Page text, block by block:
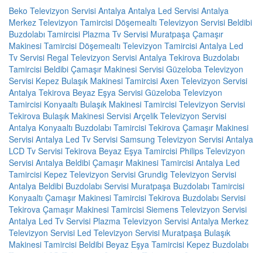
Beko Televizyon Servisi Antalya Antalya Led Servisi Antalya
Merkez Televizyon Tamircisi Döşemealtı Televizyon Servisi Beldibi
Buzdolabı Tamircisi Plazma Tv Servisi Muratpaşa Çamaşır
Makinesi Tamircisi Döşemealtı Televizyon Tamircisi Antalya Led
Tv Servisi Regal Televizyon Servisi Antalya Tekirova Buzdolabı
Tamircisi Beldibi Çamaşır Makinesi Servisi Güzeloba Televizyon
Servisi Kepez Bulaşık Makinesi Tamircisi Axen Televizyon Servisi
Antalya Tekirova Beyaz Eşya Servisi Güzeloba Televizyon
Tamircisi Konyaaltı Bulaşık Makinesi Tamircisi Televizyon Servisi
Tekirova Bulaşık Makinesi Servisi Arçelik Televizyon Servisi
Antalya Konyaaltı Buzdolabı Tamircisi Tekirova Çamaşır Makinesi
Servisi Antalya Led Tv Servisi Samsung Televizyon Servisi Antalya
LCD Tv Servisi Tekirova Beyaz Eşya Tamircisi Philips Televizyon
Servisi Antalya Beldibi Çamaşır Makinesi Tamircisi Antalya Led
Tamircisi Kepez Televizyon Servisi Grundig Televizyon Servisi
Antalya Beldibi Buzdolabı Servisi Muratpaşa Buzdolabı Tamircisi
Konyaaltı Çamaşır Makinesi Tamircisi Tekirova Buzdolabı Servisi
Tekirova Çamaşır Makinesi Tamircisi Siemens Televizyon Servisi
Antalya Led Tv Servisi Plazma Televizyon Servisi Antalya Merkez
Televizyon Servisi Led Televizyon Servisi Muratpaşa Bulaşık
Makinesi Tamircisi Beldibi Beyaz Eşya Tamircisi Kepez Buzdolabı